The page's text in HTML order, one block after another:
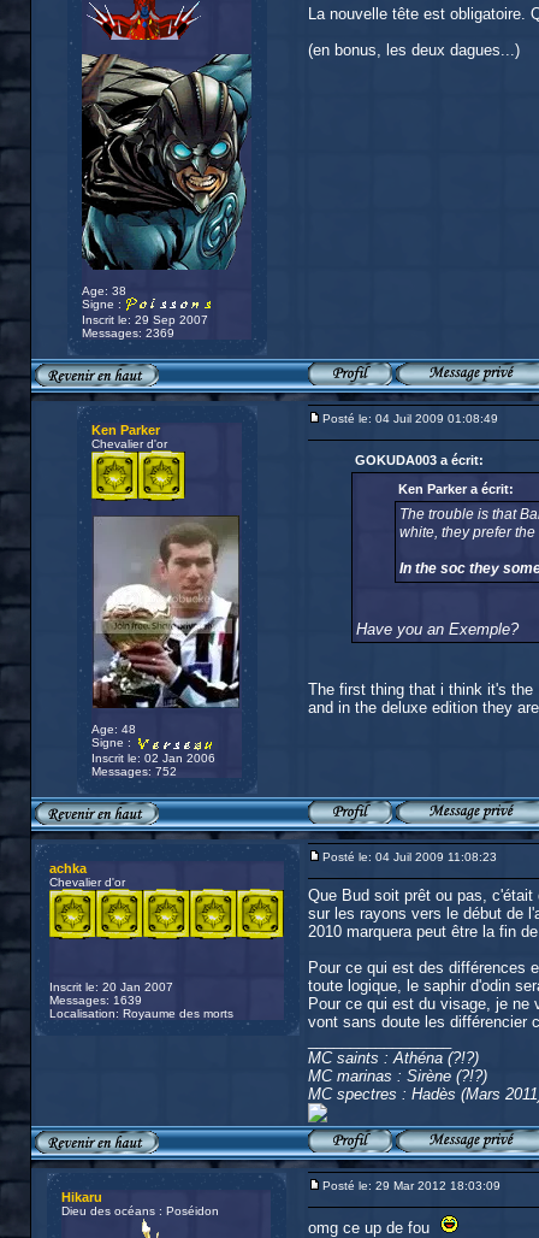
Age: 38
Signe :
Inscrit le: 29 Sep 2007
Messages: 2369
La nouvelle tête est obligatoire.
(en bonus, les deux dagues...)
Ken Parker
Chevalier d'or
Age: 48
Signe :
Inscrit le: 02 Jan 2006
Messages: 752
Posté le: 04 Juil 2009 01:08:49
GOKUDA003 a écrit:
Ken Parker a écrit:
The trouble is that
white, they prefer
In the soc they
Have you an Exemple?
The first thing that i think it's the
and in the deluxe edition they
achka
Chevalier d'or
Inscrit le: 20 Jan 2007
Messages: 1639
Localisation: Royaume des morts
Posté le: 04 Juil 2009 11:08:23
Que Bud soit prêt ou pas,
sur les rayons vers le début de
2010 marquera peut être la fin
Pour ce qui est des différences
toute logique, le saphir d'odin
Pour ce qui est du visage, je
vont sans doute les différencier
MC saints : Athéna (?!?)
MC marinas : Sirène (?!?)
MC spectres : Hadès (Mars
Hikaru
Dieu des océans : Poséidon
Posté le: 29 Mar 2012 18:03:09
omg ce up de fou